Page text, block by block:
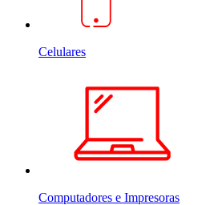
Celulares
Computadores e Impresoras